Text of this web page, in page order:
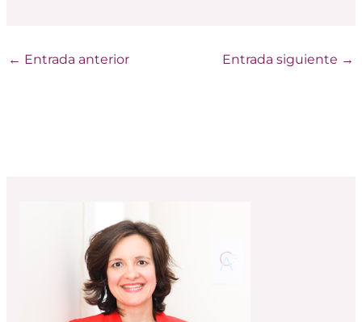
← Entrada anterior Entrada siguiente →